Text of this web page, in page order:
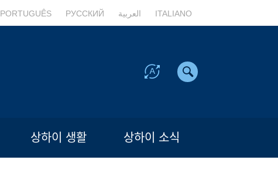
PORTUGUÊS РУССКИЙ العربية ITALIANO
상하이 생활 상하이 소식